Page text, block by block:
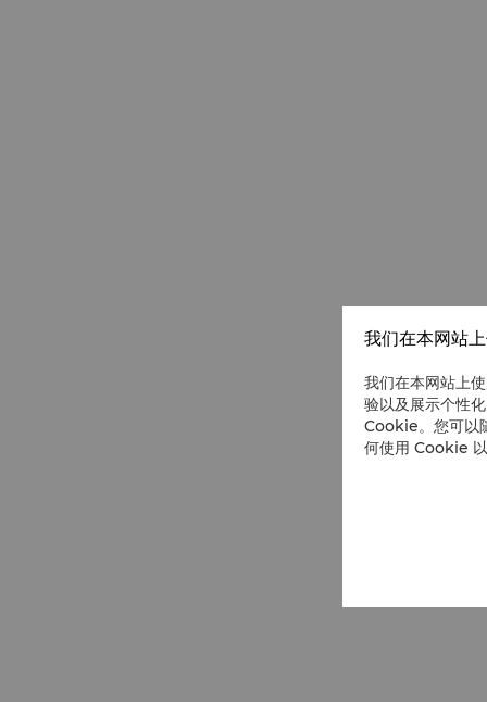
我们在本网站
我们在本网站上
验以及展示个性
Cookie。您可以
何使用 Cookie